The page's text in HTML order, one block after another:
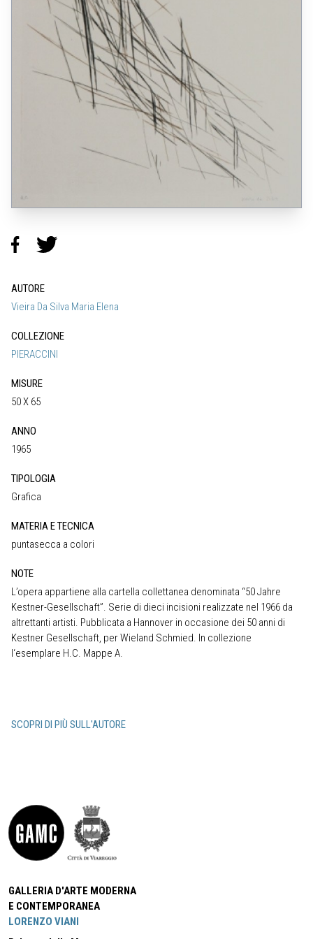
AUTORE
Vieira Da Silva Maria Elena
COLLEZIONE
PIERACCINI
MISURE
50 X 65
ANNO
1965
TIPOLOGIA
Grafica
MATERIA E TECNICA
puntasecca a colori
NOTE
L’opera appartiene alla cartella collettanea denominata “50 Jahre
Kestner-Gesellschaft”. Serie di dieci incisioni realizzate nel 1966 da
altrettanti artisti. Pubblicata a Hannover in occasione dei 50 anni di
Kestner Gesellschaft, per Wieland Schmied. In collezione
l‘esemplare H.C. Mappe A.
SCOPRI DI PIÙ SULL'AUTORE
GALLERIA D'ARTE MODERNA
E CONTEMPORANEA
LORENZO VIANI